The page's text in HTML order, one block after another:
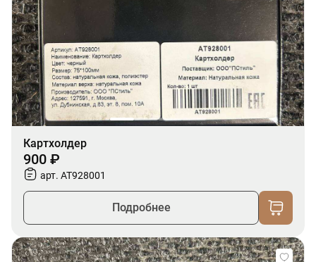
Картхолдер
900 ₽
арт. AT928001
Подробнее